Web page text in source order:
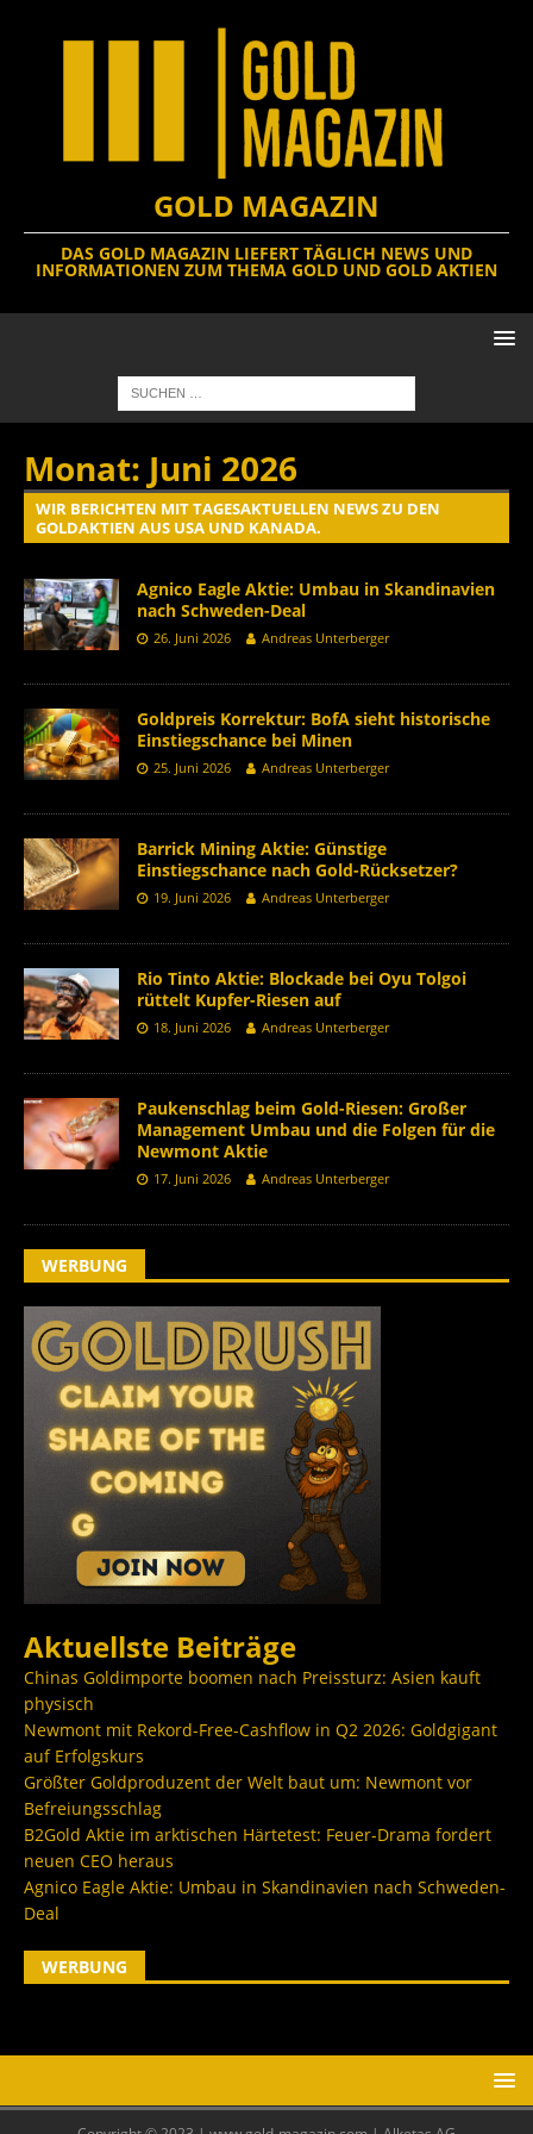
GOLD MAGAZIN
DAS GOLD MAGAZIN LIEFERT TÄGLICH NEWS UND
INFORMATIONEN ZUM THEMA GOLD UND GOLD AKTIEN
Monat: Juni 2026
WIR BERICHTEN MIT TAGESAKTUELLEN NEWS ZU DEN
GOLDAKTIEN AUS USA UND KANADA.
Agnico Eagle Aktie: Umbau in Skandinavien
nach Schweden-Deal
26. Juni 2026 Andreas Unterberger
Goldpreis Korrektur: BofA sieht historische
Einstiegschance bei Minen
25. Juni 2026 Andreas Unterberger
Barrick Mining Aktie: Günstige
Einstiegschance nach Gold-Rücksetzer?
19. Juni 2026 Andreas Unterberger
Rio Tinto Aktie: Blockade bei Oyu Tolgoi
rüttelt Kupfer-Riesen auf
18. Juni 2026 Andreas Unterberger
Paukenschlag beim Gold-Riesen: Großer
Management Umbau und die Folgen für die
Newmont Aktie
17. Juni 2026 Andreas Unterberger
WERBUNG
Aktuellste Beiträge
Chinas Goldimporte boomen nach Preissturz: Asien kauft
physisch
Newmont mit Rekord-Free-Cashflow in Q2 2026: Goldgigant
auf Erfolgskurs
Größter Goldproduzent der Welt baut um: Newmont vor
Befreiungsschlag
B2Gold Aktie im arktischen Härtetest: Feuer-Drama fordert
neuen CEO heraus
Agnico Eagle Aktie: Umbau in Skandinavien nach Schweden-
Deal
WERBUNG